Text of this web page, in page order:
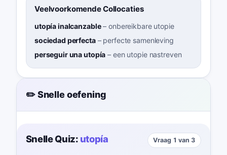
Veelvoorkomende Collocaties
utopía inalcanzable–onbereikbare utopie
sociedad perfecta– perfecte samenleving
perseguir una utopía – een utopie nastreven
✏️ Snelle oefening
Snelle Quiz: utopía Vraag 1 van 3